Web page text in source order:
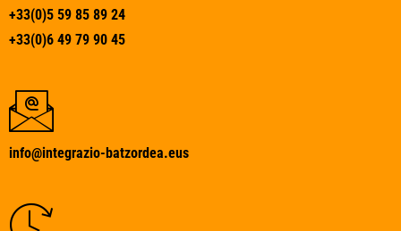
+33(0)5 59 85 89 24
+33(0)6 49 79 90 45
info@integrazio-batzordea.eus